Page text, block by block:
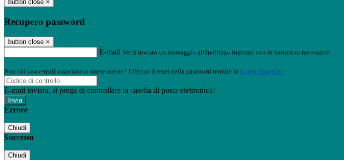
button close ×
Recupero password
button close ×
E-mail Verrà inviato un messaggio all'indirizzo indicato con le istruzioni necessarie.
Non hai una e-mail associata al nome utente? Effettua il reset della password tramite la Login Spaggiari
E-mail inviata, si prega di controllare la casella di posta elettronica!
Errore
Chiudi
Successo
Chiudi